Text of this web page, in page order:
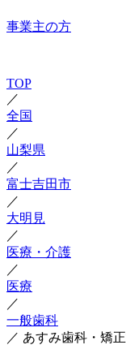
事業主の方
TOP
／
全国
／
山梨県
／
富士吉田市
／
大明見
／
医療・介護
／
医療
／
一般歯科
／ あすみ歯科・矯